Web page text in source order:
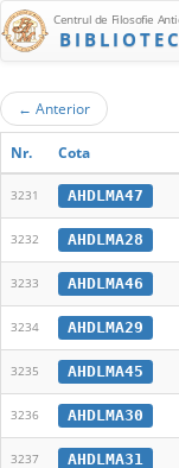
Centrul de Filosofie
← Anterior
Nr. Cota
3231 AHDLMA47
3232 AHDLMA28
3233 AHDLMA46
3234 AHDLMA29
3235 AHDLMA45
3236 AHDLMA30
3237 AHDLMA31